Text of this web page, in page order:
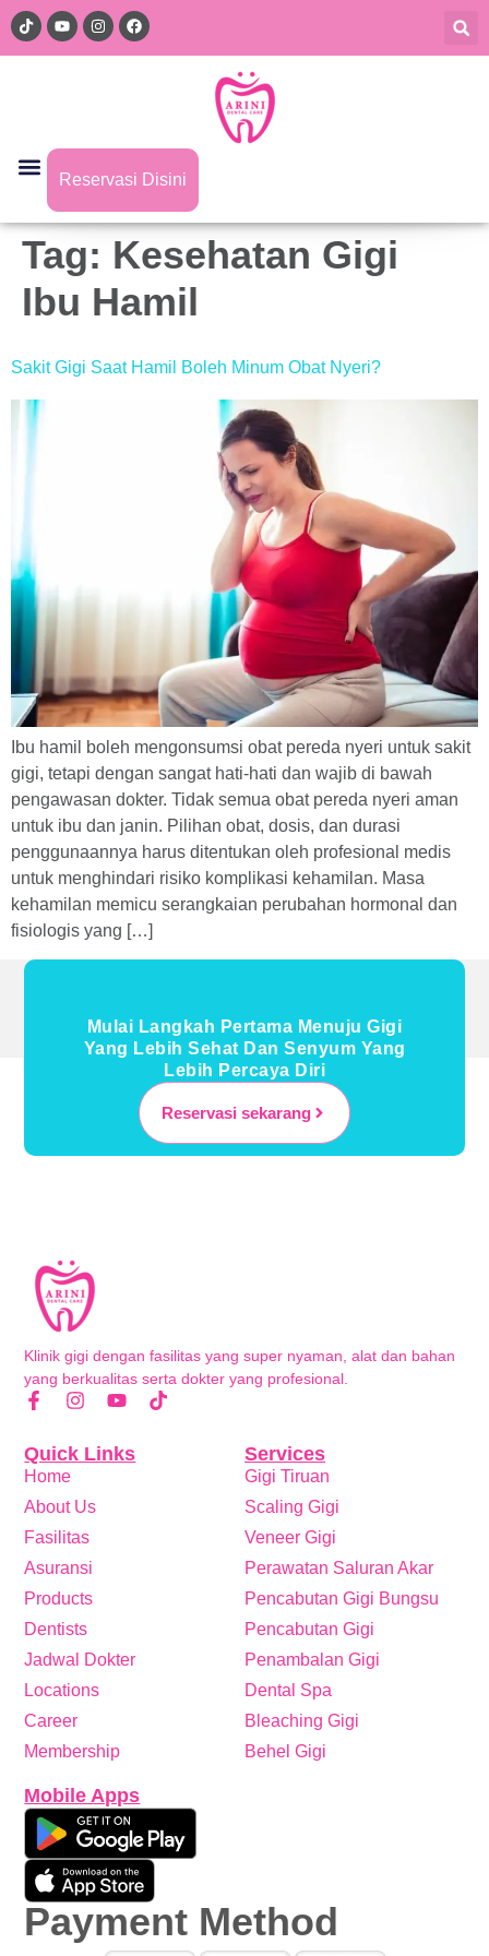
Reservasi Disini
Tag: Kesehatan Gigi
Ibu Hamil
Sakit Gigi Saat Hamil Boleh Minum Obat Nyeri?
Ibu hamil boleh mengonsumsi obat pereda nyeri untuk sakit
gigi, tetapi dengan sangat hati-hati dan wajib di bawah
pengawasan dokter. Tidak semua obat pereda nyeri aman
untuk ibu dan janin. Pilihan obat, dosis, dan durasi
penggunaannya harus ditentukan oleh profesional medis
untuk menghindari risiko komplikasi kehamilan. Masa
kehamilan memicu serangkaian perubahan hormonal dan
fisiologis yang […]
Mulai Langkah Pertama Menuju Gigi
Yang Lebih Sehat Dan Senyum Yang
Lebih Percaya Diri
Reservasi sekarang
Klinik gigi dengan fasilitas yang super nyaman, alat dan bahan
yang berkualitas serta dokter yang profesional.
Services
Gigi Tiruan
Scaling Gigi
Veneer Gigi
Perawatan Saluran Akar
Pencabutan Gigi Bungsu
Pencabutan Gigi
Penambalan Gigi
Dental Spa
Bleaching Gigi
Behel Gigi
Quick Links
Home
About Us
Fasilitas
Asuransi
Products
Dentists
Jadwal Dokter
Locations
Career
Membership
Mobile Apps
Payment Method